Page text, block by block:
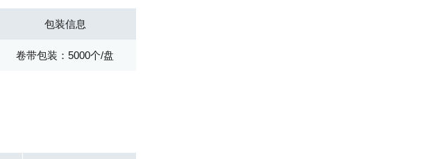
包装信息
卷带包装：5000个/盘